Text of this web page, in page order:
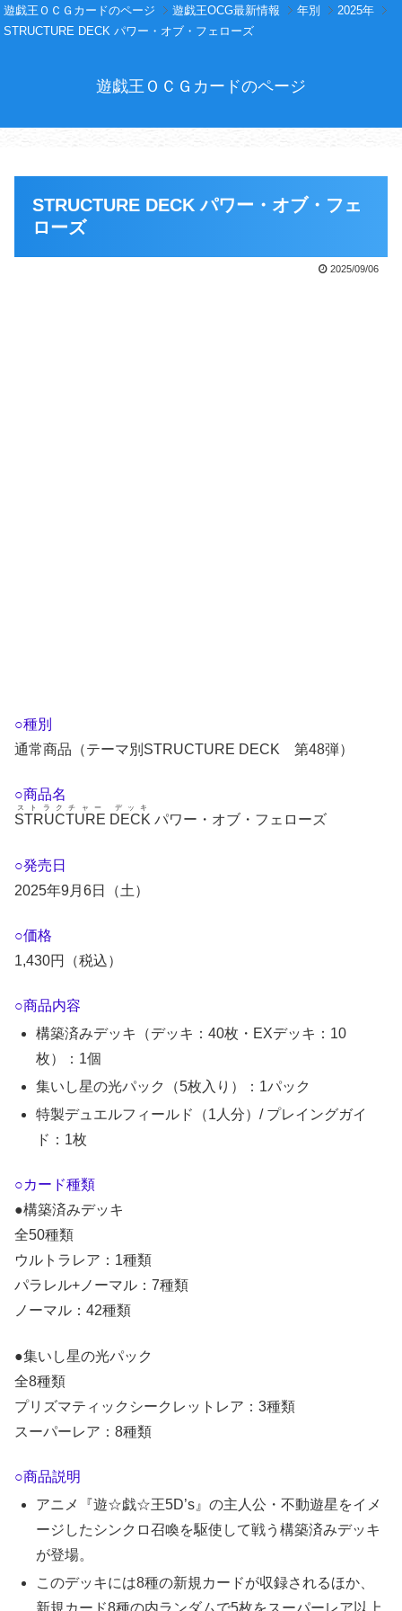
遊戯王ＯＣＧカードのページ 遊戯王OCG最新情報 年別
2025年
STRUCTURE DECK パワー・オブ・フェローズ
遊戯王ＯＣＧカードのページ
STRUCTURE DECK パワー・オブ・フェ
ローズ
2025/09/06
○種別
通常商品（テーマ別STRUCTURE DECK 第48弾）
○商品名
STRUCTURE DECK
ストラクチャー デッキ
パワー・オブ・フェローズ
○発売日
2025年9月6日（土）
○価格
1,430円（税込）
○商品内容
構築済みデッキ（デッキ：40枚・EXデッキ：10
枚）：1個
集いし星の光パック（5枚入り）：1パック
特製デュエルフィールド（1人分）/ プレイングガイ
ド：1枚
○カード種類
●構築済みデッキ
全50種類
ウルトラレア：1種類
パラレル+ノーマル：7種類
ノーマル：42種類
●集いし星の光パック
全8種類
プリズマティックシークレットレア：3種類
スーパーレア：8種類
○商品説明
アニメ『遊☆戯☆王5D’s』の主人公・不動遊星をイメ
ージしたシンクロ召喚を駆使して戦う構築済みデッキ
が登場。
このデッキには8種の新規カードが収録されるほか、
新規カード8種の内ランダムで5枚をスーパーレア以上